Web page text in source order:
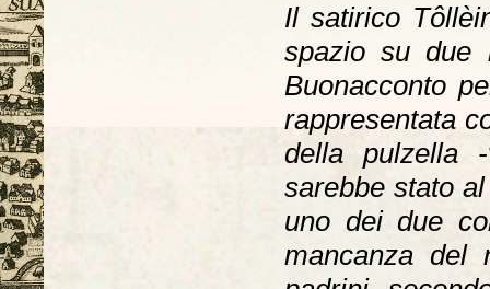
Il satirico
spazio su due
Buonacconto
rappresentata
della pulzella
sarebbe stato
uno dei due
mancanza del